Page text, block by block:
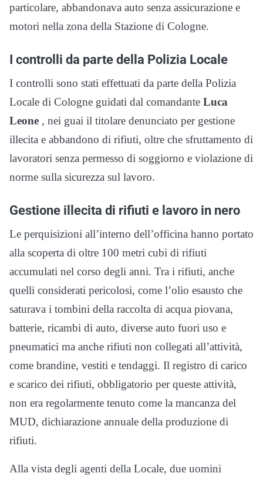
particolare, abbandonava auto senza assicurazione e
motori nella zona della Stazione di Cologne.
I controlli da parte della Polizia Locale
I controlli sono stati effettuati da parte della Polizia
Locale di Cologne guidati dal comandante Luca
Leone , nei guai il titolare denunciato per gestione
illecita e abbandono di rifiuti, oltre che sfruttamento di
lavoratori senza permesso di soggiorno e violazione di
norme sulla sicurezza sul lavoro.
Gestione illecita di rifiuti e lavoro in nero
Le perquisizioni all’interno dell’officina hanno portato
alla scoperta di oltre 100 metri cubi di rifiuti
accumulati nel corso degli anni. Tra i rifiuti, anche
quelli considerati pericolosi, come l’olio esausto che
saturava i tombini della raccolta di acqua piovana,
batterie, ricambi di auto, diverse auto fuori uso e
pneumatici ma anche rifiuti non collegati all’attività,
come brandine, vestiti e tendaggi. Il registro di carico
e scarico dei rifiuti, obbligatorio per queste attività,
non era regolarmente tenuto come la mancanza del
MUD, dichiarazione annuale della produzione di
rifiuti.
Alla vista degli agenti della Locale, due uomini